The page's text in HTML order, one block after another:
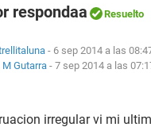
respondaa Resuelto
- 6 sep 2014 a las
M Gutarra - 7 sep 2014 a las
irregular vi mi